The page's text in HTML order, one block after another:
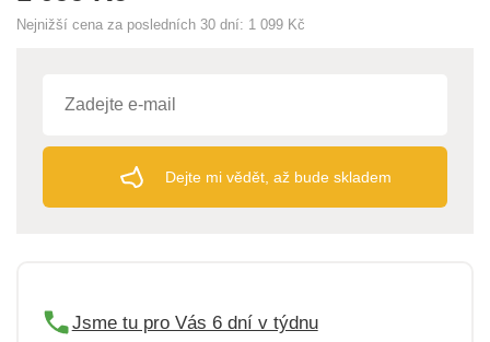
Nejnižší cena za posledních 30 dní: 1 099 Kč
Dejte mi vědět, až bude skladem
Jsme tu pro Vás 6 dní v týdnu